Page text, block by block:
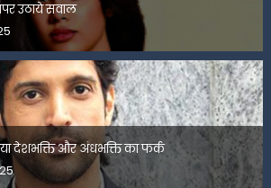
उठाये सवाल
देशभक्ति और अंधभक्ति का फर्क